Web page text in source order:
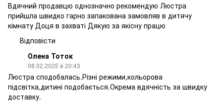
Вдячний продавцю однозначно рекомендую Люстра
прийшла швидко гарно запакована замовляв в дитячу
кімнату Доця в захваті Дякую за якісну працю
Відповісти
Олена Тоток
08.02.2025 в 20:43
Люстра сподобалась.Різні режими,кольорова
підсвітка,дитині подобається.Окрема вдячність за швидку
доставку.